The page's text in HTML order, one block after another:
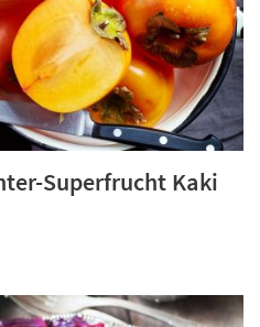
Superfrucht Kaki